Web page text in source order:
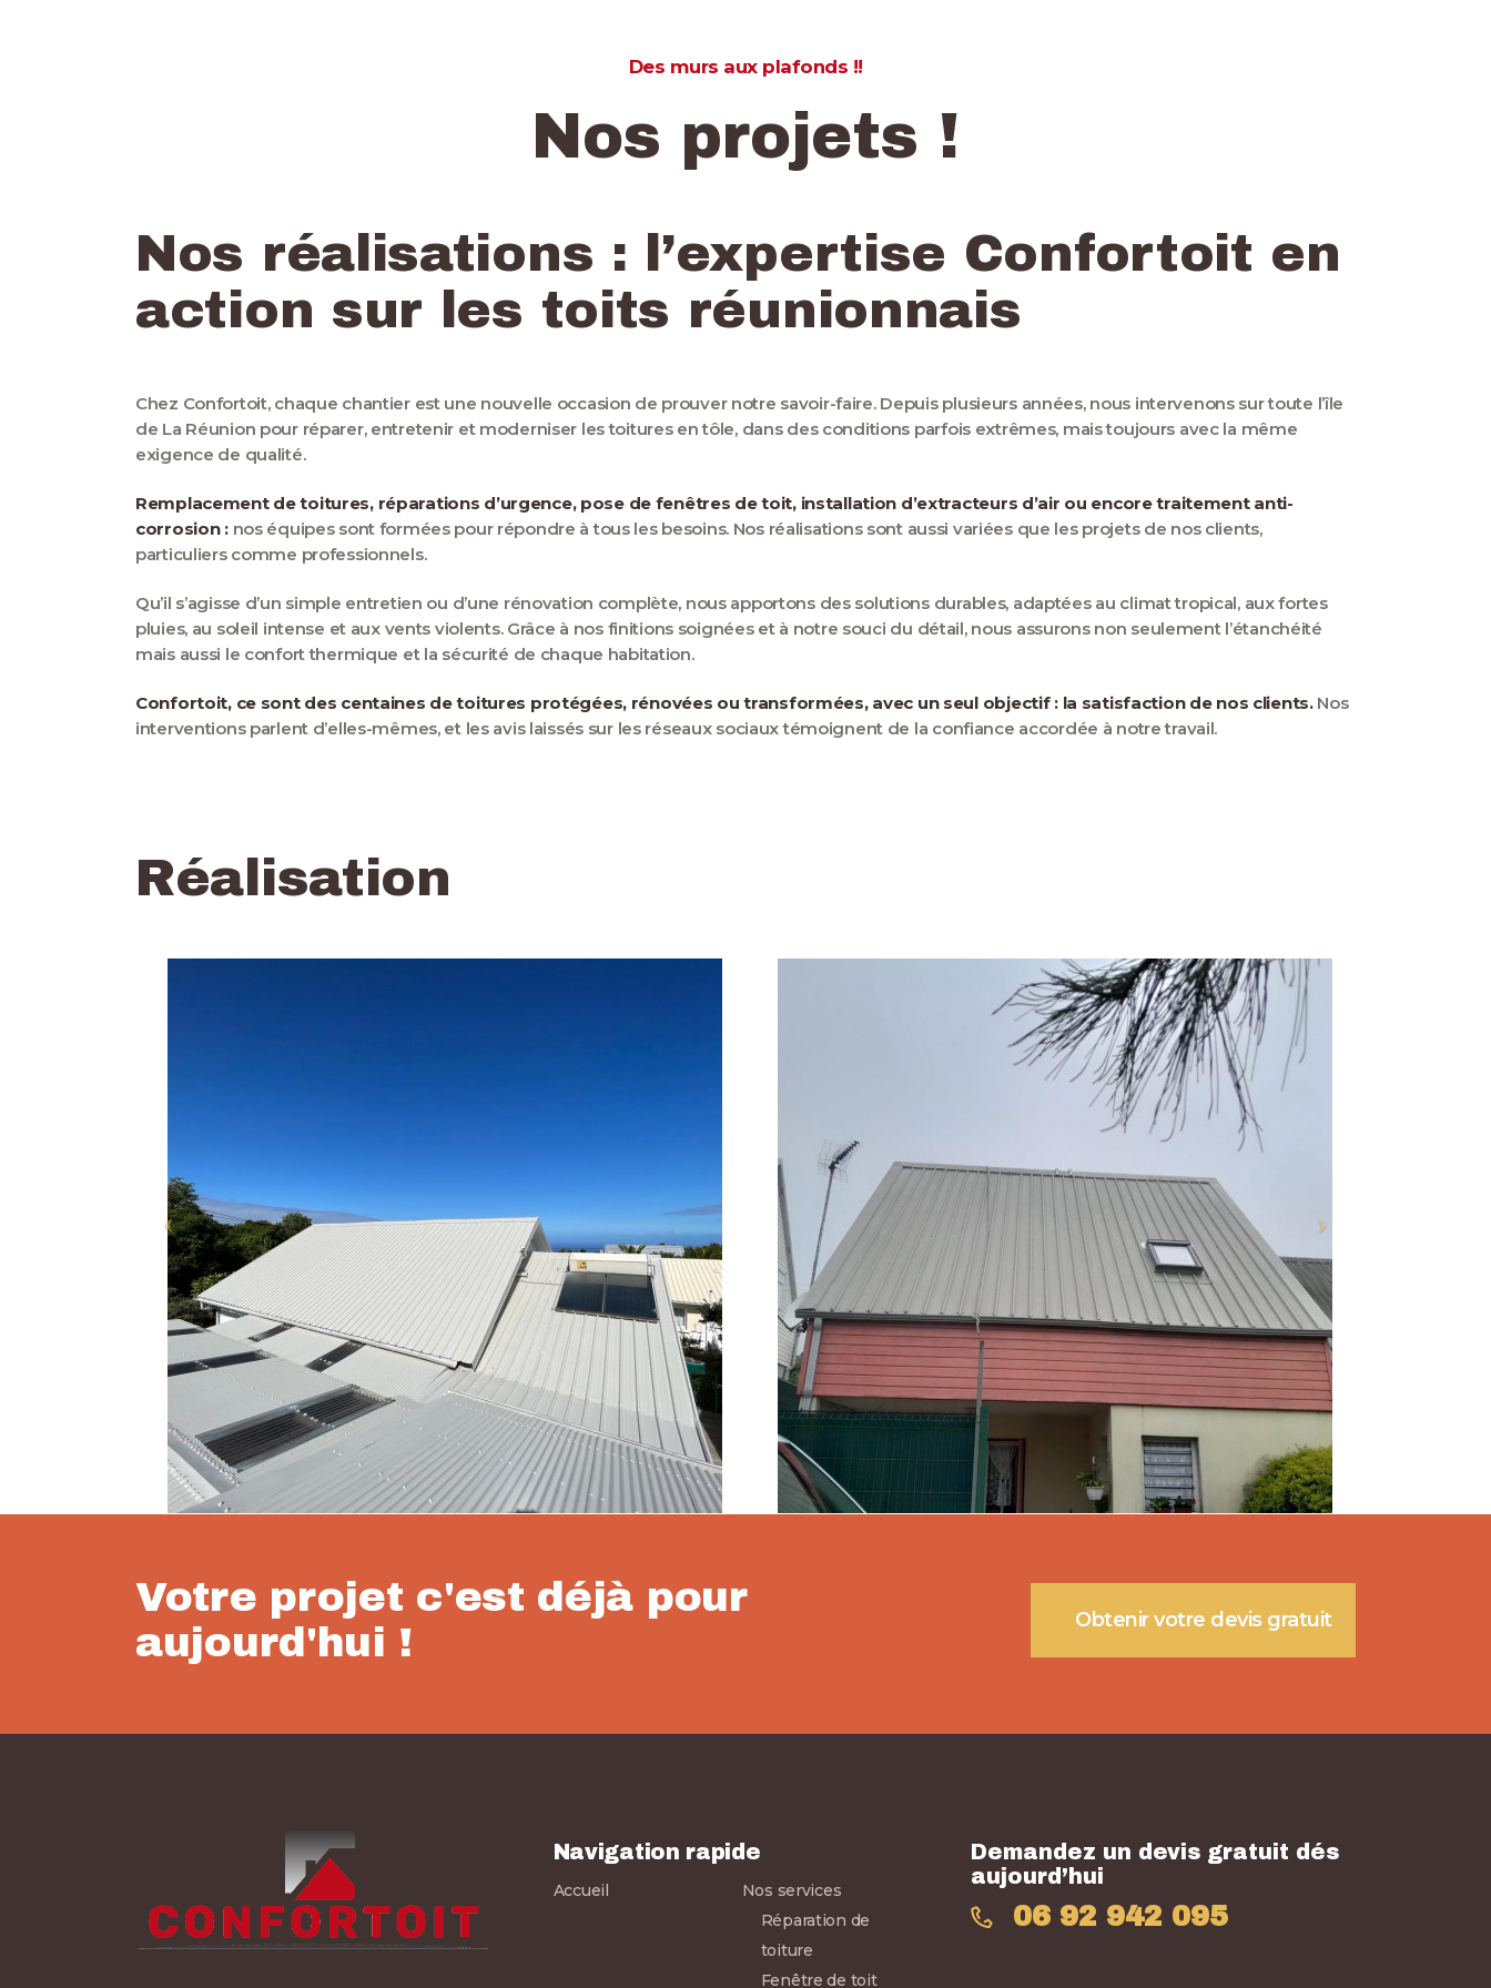
Des murs aux plafonds !!
Nos projets !
Nos réalisations : l’expertise Confortoit en
action sur les toits réunionnais
Chez Confortoit, chaque chantier est une nouvelle occasion de prouver notre savoir-faire. Depuis plusieurs années, nous intervenons sur toute l’île
de La Réunion pour réparer, entretenir et moderniser les toitures en tôle, dans des conditions parfois extrêmes, mais toujours avec la même
exigence de qualité.
Remplacement de toitures, réparations d’urgence, pose de fenêtres de toit, installation d’extracteurs d’air ou encore traitement anti-
corrosion :nos équipes sont formées pour répondre à tous les besoins. Nos réalisations sont aussi variées que les projets de nos clients,
particuliers comme professionnels.
Qu’il s’agisse d’un simple entretien ou d’une rénovation complète, nous apportons des solutions durables, adaptées au climat tropical, aux fortes
pluies, au soleil intense et aux vents violents. Grâce à nos finitions soignées et à notre souci du détail, nous assurons non seulement l’étanchéité
mais aussi le confort thermique et la sécurité de chaque habitation.
Confortoit, ce sont des centaines de toitures protégées, rénovées ou transformées, avec un seul objectif : la satisfaction de nos clients.Nos
interventions parlent d’elles-mêmes, et les avis laissés sur les réseaux sociaux témoignent de la confiance accordée à notre travail.
Réalisation
Votre projet c'est déjà pour
aujourd'hui !
Obtenir votre devis gratuit
Navigation rapide
Accueil
Nos services
Réparation de
toiture
Fenêtre de toit
Demandez un devis gratuit dés
aujourd’hui
06 92 942 095